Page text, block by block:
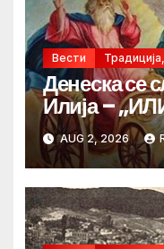
Вести
Денеска се
Илија –
AUG 2, 2026